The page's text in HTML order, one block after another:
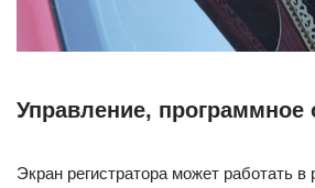
Управление, программное
Экран регистратора может работать